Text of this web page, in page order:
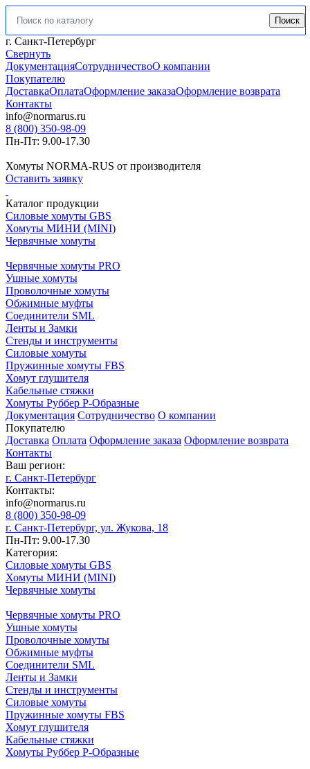
Искать: Поиск
г. Санкт-Петербург
Свернуть
ДокументацияСотрудничествоО компании
Покупателю
ДоставкаОплатаОформление заказаОформление возврата
Контакты
info@normarus.ru
8 (800) 350-98-09
Пн-Пт: 9.00-17.30
Хомуты NORMA-RUS от производителя
Оставить заявку
Каталог продукции
Силовые хомуты GBS
Хомуты МИНИ (MINI)
Червячные хомуты
Червячные хомуты PRO
Ушные хомуты
Проволочные хомуты
Обжимные муфты
Соединители SML
Ленты и Замки
Стенды и инструменты
Силовые хомуты
Пружинные хомуты FBS
Хомут глушителя
Кабельные стяжки
Хомуты Руббер Р-Образные
Документация Сотрудничество О компании
Покупателю
Доставка Оплата Оформление заказа Оформление возврата
Контакты
Ваш регион:
г. Санкт-Петербург
Контакты:
info@normarus.ru
8 (800) 350-98-09
г. Санкт-Петербург, ул. Жукова, 18
Пн-Пт: 9.00-17.30
Категория:
Силовые хомуты GBS
Хомуты МИНИ (MINI)
Червячные хомуты
Червячные хомуты PRO
Ушные хомуты
Проволочные хомуты
Обжимные муфты
Соединители SML
Ленты и Замки
Стенды и инструменты
Силовые хомуты
Пружинные хомуты FBS
Хомут глушителя
Кабельные стяжки
Хомуты Руббер Р-Образные